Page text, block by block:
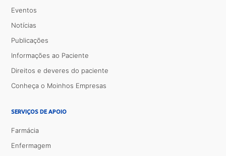
Eventos
Notícias
Publicações
Informações ao Paciente
Direitos e deveres do paciente
Conheça o Moinhos Empresas
SERVIÇOS DE APOIO
Farmácia
Enfermagem